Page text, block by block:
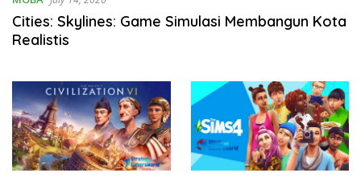
Cities: Skylines: Game Simulasi Membangun Kota
Realistis